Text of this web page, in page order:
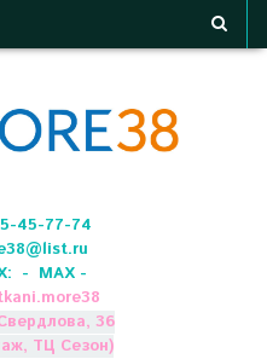
45-77-74
- МАХ -
36
ТЦ Сезон)